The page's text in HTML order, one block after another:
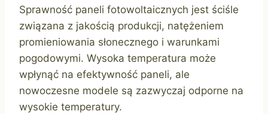
Sprawność paneli fotowoltaicznych jest ściśle
związana z jakością produkcji, natężeniem
promieniowania słonecznego i warunkami
pogodowymi. Wysoka temperatura może
wpłynąć na efektywność paneli, ale
nowoczesne modele są zazwyczaj odporne na
wysokie temperatury.